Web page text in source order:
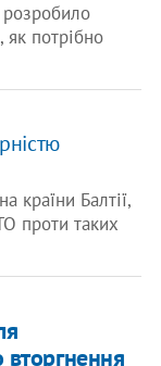
розробило
як потрібно
країни Балтії,
проти таких
вторгнення